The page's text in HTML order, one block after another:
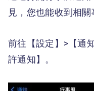
見，您也能收到相關
前往【設定】>【通
許通知】。